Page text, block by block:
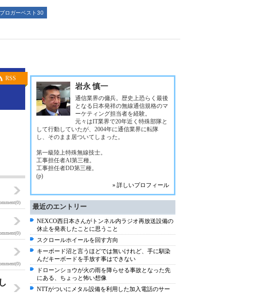
ロガーベスト30
RSS
岩永 慎一
通信業界の傭兵。歴史上恐らく最後
となる日本発祥の無線通信規格のマ
ーケティング担当者を経験。
元々はIT業界で20年近く特殊部隊と
して行動していたが、2004年に通信業界に転隊
し、そのまま居ついてしまった。
第一級陸上特殊無線技士。
工事担任者AI第三種。
工事担任者DD第三種。
(p)
» 詳しいプロフィール
最近のエントリー
NEXCO西日本さんがトンネル内ラジオ再放送設備の
休止を発表したことに思うこと
スクロールホイールを回す方向
キーボード沼と言うほどでは無いけれど、手に馴染
んだキーボードを手放す事はできない
ドローンショウが火の雨を降らせる事故となった先
にある、ちょっと怖い想像
NTTがついにメタル設備を利用した加入電話のサー